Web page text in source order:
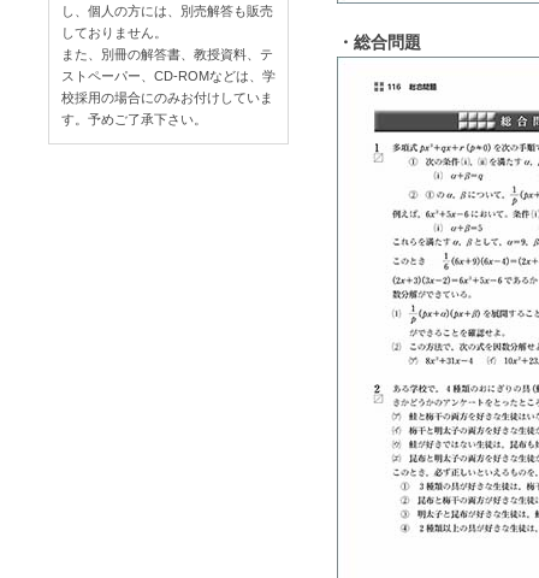
・総合問題
し、個人の方には、別売解答も販売
しておりません。
また、別冊の解答書、教授資料、テ
ストペーパー、CD-ROMなどは、学
校採用の場合にのみお付けしていま
す。予めご了承下さい。